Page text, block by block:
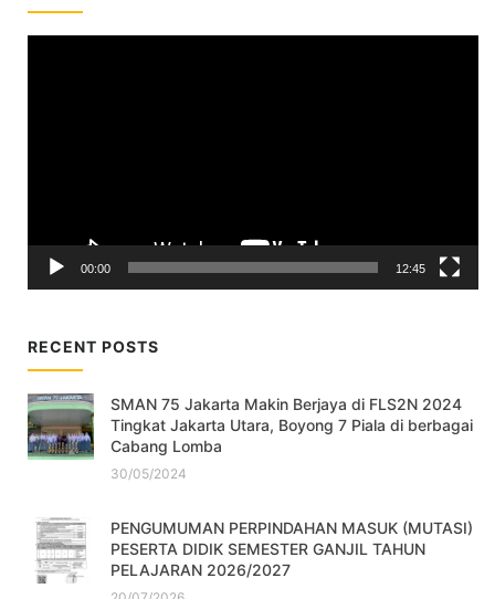
00:00 12:45
RECENT POSTS
SMAN 75 Jakarta Makin Berjaya di FLS2N 2024
Tingkat Jakarta Utara, Boyong 7 Piala di berbagai
Cabang Lomba
30/05/2024
PENGUMUMAN PERPINDAHAN MASUK (MUTASI)
PESERTA DIDIK SEMESTER GANJIL TAHUN
PELAJARAN 2026/2027